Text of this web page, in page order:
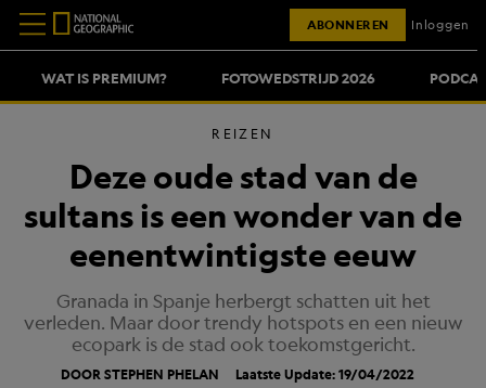
WAT IS PREMIUM? FOTOWEDSTRIJD 2026
ABONNEREN Inloggen
REIZEN
Deze oude stad van de
sultans is een wonder van de
eenentwintigste eeuw
Granada in Spanje herbergt schatten uit het
verleden. Maar door trendy hotspots en een nieuw
ecopark is de stad ook toekomstgericht.
DOOR STEPHEN PHELAN Laatste Update: 19/04/2022